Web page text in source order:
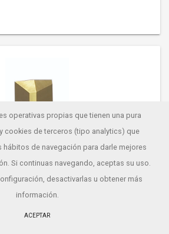
operativas propias que tienen una pura
cookies de terceros (tipo analytics) que
hábitos de navegación para darle mejores
Si continuas navegando, aceptas su uso.
desactivarlas u obtener más
información.
ACEPTAR